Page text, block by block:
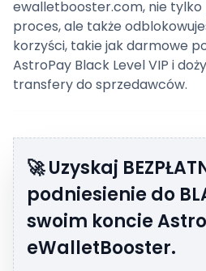
ewalletbooster.com, nie tylko
proces, ale także
korzyści, takie jak darmowe
AstroPay Black Level VIP i
transfery do sprzedawców.
🚀 Uzyskaj
podniesienie do
swoim koncie
eWalletBooster.